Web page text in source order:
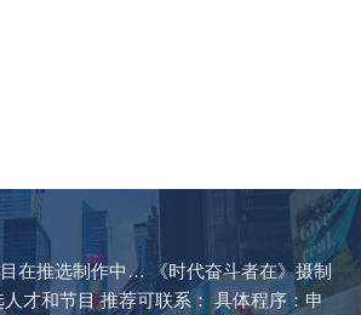
在推选制作中… 《时代奋斗者在》摄制
才和节目 推荐可联系： 具体程序：申